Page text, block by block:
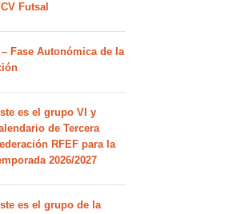
Futsal
Fase Autonómica de la
es el grupo VI y
de Tercera
RFEF para la
2026/2027
es el grupo de la